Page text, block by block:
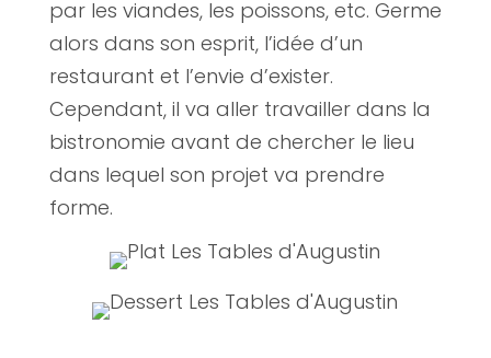
par les viandes, les poissons, etc. Germe
alors dans son esprit, l’idée d’un
restaurant et l’envie d’exister.
Cependant, il va aller travailler dans la
bistronomie avant de chercher le lieu
dans lequel son projet va prendre
forme.